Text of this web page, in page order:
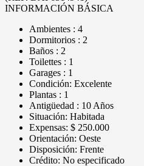
INFORMACIÓN BÁSICA
Ambientes : 4
Dormitorios : 2
Baños : 2
Toilettes : 1
Garages : 1
Condición: Excelente
Plantas : 1
Antigüedad : 10 Años
Situación: Habitada
Expensas: $ 250.000
Orientación: Oeste
Disposición: Frente
Crédito: No especificado